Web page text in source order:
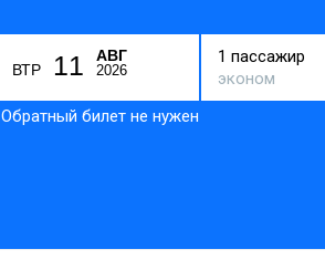
ВТР 11 АВГ
2026
1 пассажир
эконом
Обратный билет не нужен